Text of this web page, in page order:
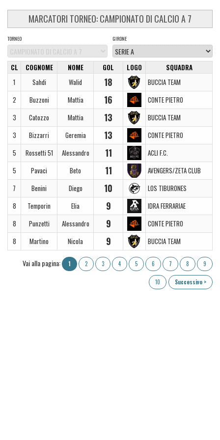
MARCATORI TORNEO: CAMPIONATO DI CALCIO A 7
TORNEO GIRONE
CL COGNOME NOME GOL LOGO
SQUADRA
1
Sahdi Walid 18
BUCCIA TEAM
2
Buzzoni Mattia 16
CONTE PIETRO
3
Catozzo Mattia 13
BUCCIA TEAM
3
Bizzarri Geremia 13
CONTE PIETRO
5
Rossetti 51 Alessandro 11
ACLI F.C.
5
Pavaci Beto 11
AVENGERS/ZETA CLUB
7
Benini Diego 10
LOS TIBURONES
8
Temporin Elia 9
IDRA FERRARIAE
8
Punzetti Alessandro 9
CONTE PIETRO
8
Martino Nicola 9 BUCCIA TEAM
Vai alla pagina: 1 2 3 4 5 6 7 8 9
10 Successivo >